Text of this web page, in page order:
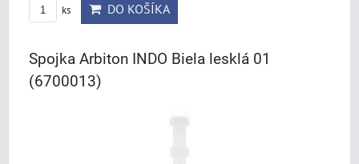
ks DO KOŠÍKA
Spojka Arbiton INDO Biela lesklá 01
(6700013)